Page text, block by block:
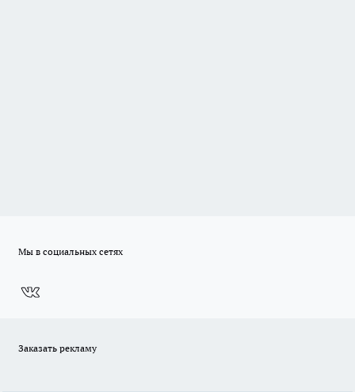
Мы в социальных сетях
Заказать рекламу